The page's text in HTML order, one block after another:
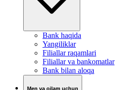
Bank haqida
Yangiliklar
Filiallar raqamlari
Filiallar va bankomatlar
Bank bilan aloqa
Men va oilam uchun